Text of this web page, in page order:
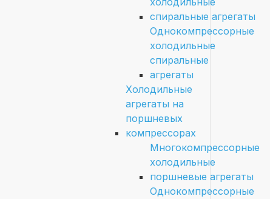
спиральные агрегаты
Однокомпрессорные
холодильные
спиральные
агрегаты
Холодильные
агрегаты на
поршневых
компрессорах
Многокомпрессорные
холодильные
поршневые агрегаты
Однокомпрессорные